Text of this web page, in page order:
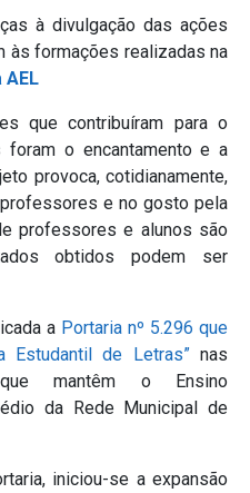
à divulgação das ações
às formações realizadas na
AEL
que contribuíram para o
foram o encantamento e a
provoca, cotidianamente,
e no gosto pela
professores e alunos são
obtidos podem ser
a Portaria nº 5.296 que
Estudantil de Letras” nas
que mantêm o Ensino
da Rede Municipal de
iniciou-se a expansão